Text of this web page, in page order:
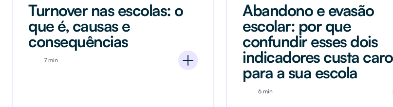
Turnover nas escolas: o
que é, causas e
consequências
7 min
Abandono e evasão
escolar: por que
confundir esses dois
indicadores custa caro
para a sua escola
6 min